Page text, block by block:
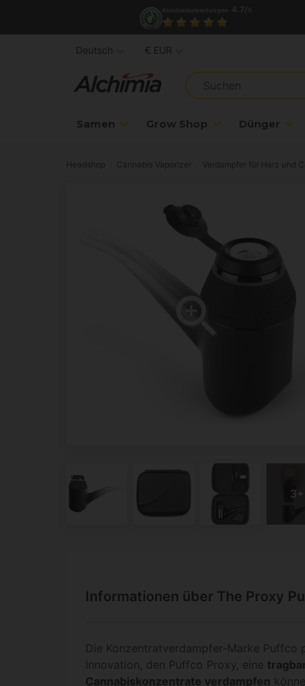
Samen Grow Shop Dünger
Deutsch € EUR
Headshop Cannabis Vaporizer Verdampfer für Harz und
Informationen über The Proxy
Die Konzentratverdampfer-Marke Puffco
Innovation, den Puffco Proxy, eine
Cannabiskonzentrate verdampfen